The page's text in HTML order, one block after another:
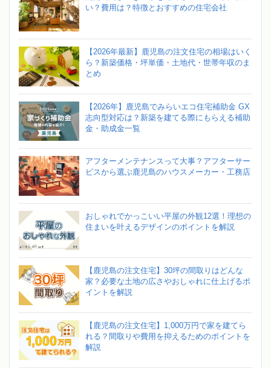
い？費用は？特徴とおすすめの住宅会社
【2026年最新】鹿児島の注文住宅の相場はいく
ら？新築価格・坪単価・土地代・世帯年収のま
とめ
【2026年】鹿児島でみらいエコ住宅補助金 GX
志向型対応は？新築を建てる際にもらえる補助
金・助成金一覧
アフターメンテナンスって大事？アフターサー
ビスから選ぶ鹿児島のハウスメーカー・工務店
おしゃれでかっこいい平屋の外観12選！理想の
住まいを叶えるデザインのポイントを解説
【鹿児島の注文住宅】30坪の間取りはどんな
家？必要な土地の広さやおしゃれに仕上げるポ
イントを解説
【鹿児島の注文住宅】1,000万円で家を建てら
れる？間取りや費用を抑えるためのポイントを
解説